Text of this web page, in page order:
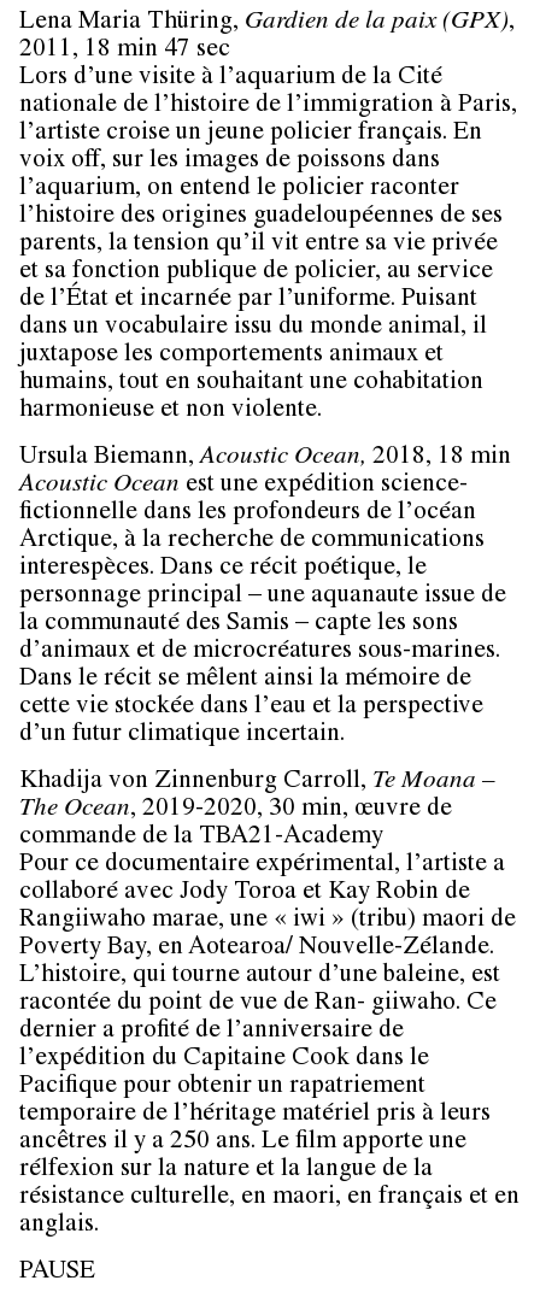
Lena Maria Thüring, Gardien de la paix (GPX),
2011, 18 min 47 sec
Lors d’une visite à l’aquarium de la Cité
nationale de l’histoire de l’immigration à Paris,
l’artiste croise un jeune policier français. En
voix off, sur les images de poissons dans
l’aquarium, on entend le policier raconter
l’histoire des origines guadeloupéennes de ses
parents, la tension qu’il vit entre sa vie privée
et sa fonction publique de policier, au service
de l’État et incarnée par l’uniforme. Puisant
dans un vocabulaire issu du monde animal, il
juxtapose les comportements animaux et
humains, tout en souhaitant une cohabitation
harmonieuse et non violente.
Ursula Biemann,Acoustic Ocean, 2018, 18 min
Acoustic Ocean est une expédition science-
fictionnelle dans les profondeurs de l’océan
Arctique, à la recherche de communications
interespèces. Dans ce récit poétique, le
personnage principal – une aquanaute issue de
la communauté des Samis – capte les sons
d’animaux et de microcréatures sous-marines.
Dans le récit se mêlent ainsi la mémoire de
cette vie stockée dans l’eau et la perspective
d’un futur climatique incertain.
Khadija von Zinnenburg Carroll, Te Moana –
The Ocean, 2019-2020, 30 min, œuvre de
commande de la TBA21-Academy
Pour ce documentaire expérimental, l’artiste a
collaboré avec Jody Toroa et Kay Robin de
Rangiiwaho marae, une « iwi » (tribu) maori de
Poverty Bay, en Aotearoa/ Nouvelle-Zélande.
L’histoire, qui tourne autour d’une baleine, est
racontée du point de vue de Ran- giiwaho. Ce
dernier a profité de l’anniversaire de
l’expédition du Capitaine Cook dans le
Pacifique pour obtenir un rapatriement
temporaire de l’héritage matériel pris à leurs
ancêtres il y a 250 ans. Le film apporte une
rélfexion sur la nature et la langue de la
résistance culturelle, en maori, en français et en
anglais.
PAUSE